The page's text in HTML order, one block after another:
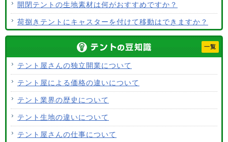
開閉テントの生地素材は何がおすすめですか？
荷捌きテントにキャスターを付けて移動はできますか？
使用するテント生地の違いは？
ALCなどにオーニングは設置できますか？
テント生地はクリーニングできますか？
一覧
テント屋さんの独立開業について
テント屋による価格の違いについて
テント業界の歴史について
テント生地の違いについて
テント屋さんの仕事について